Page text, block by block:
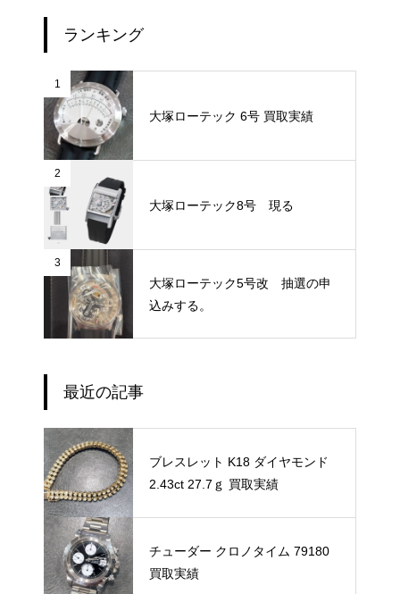
ランキング
1
大塚ローテック 6号 買取実績
2
大塚ローテック8号 現る
3
大塚ローテック5号改 抽選の申
込みする。
最近の記事
ブレスレット K18 ダイヤモンド
2.43ct 27.7ｇ 買取実績
チューダー クロノタイム 79180
買取実績